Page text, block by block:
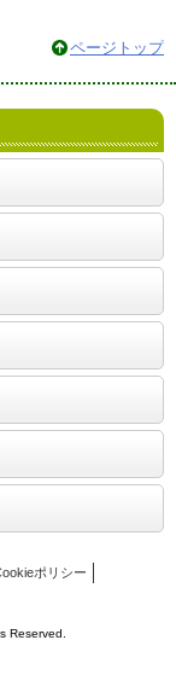
ページトップ
ポリシー
Reserved.